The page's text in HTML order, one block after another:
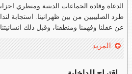
الدعاة وقادة الجماعات الدينية ومنظري
طرد الصليبيين من بين ظهرانينا. استجابة
عن عقلنا وفهمنا ومنطقنا، وقبل ذلك
المزيد